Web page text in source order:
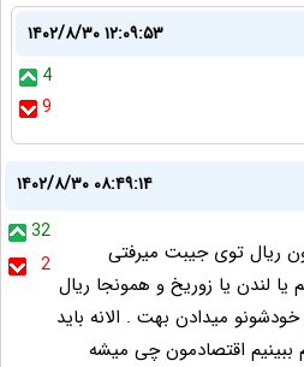
۱۴۰۲/۸/۳۰ ۱۲:۰۹:۵۳
4
9
۱۴۰۲/۸/۳۰ ۰۸:۴۹:۱۴
32
2
... با همون ریال توی جیبت میرفتی
یا لندن یا زوریخ و همونجا ریال
میدادن بهت . الانه باید
ببینیم اقتصادمون چی میشه